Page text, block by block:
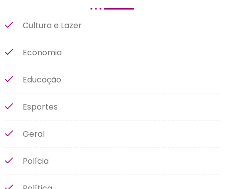
Cultura e Lazer
Economia
Educação
Esportes
Geral
Polícia